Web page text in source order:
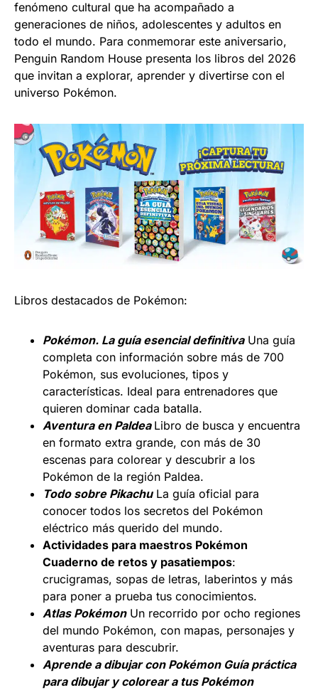
fenómeno cultural que ha acompañado a
generaciones de niños, adolescentes y adultos en
todo el mundo. Para conmemorar este aniversario,
Penguin Random House presenta los libros del 2026
que invitan a explorar, aprender y divertirse con el
universo Pokémon.
Libros destacados de Pokémon:
Pokémon. La guía esencial definitivaUna guía
completa con información sobre más de 700
Pokémon, sus evoluciones, tipos y
características. Ideal para entrenadores que
quieren dominar cada batalla.
Aventura en Paldea Libro de busca y encuentra
en formato extra grande, con más de 30
escenas para colorear y descubrir a los
Pokémon de la región Paldea.
Todo sobre PikachuLa guía oficial para
conocer todos los secretos del Pokémon
eléctrico más querido del mundo.
Actividades para maestros Pokémon
Cuaderno de retos y pasatiempos:
crucigramas, sopas de letras, laberintos y más
para poner a prueba tus conocimientos.
Atlas PokémonUn recorrido por ocho regiones
del mundo Pokémon, con mapas, personajes y
aventuras para descubrir.
Aprende a dibujar con Pokémon Guía práctica
para dibujar y colorear a tus Pokémon